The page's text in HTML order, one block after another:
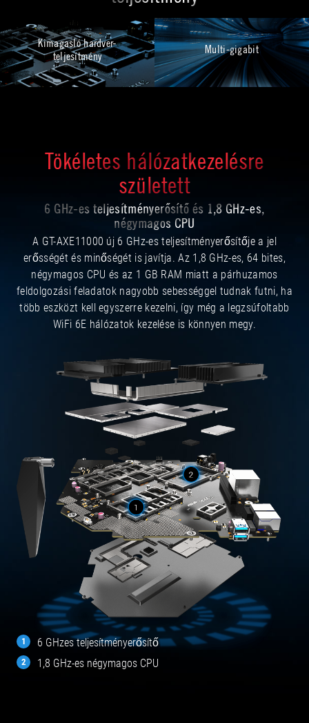
Kimagasló hardver-
teljesítmény
Multi-gigabit
Tökéletes hálózatkezelésre
született
6 GHz-es teljesítményerősítő és 1,8 GHz-es,
négymagos CPU
A GT-AXE11000 új 6 GHz-es teljesítményerősítője a jel
erősségét és minőségét is javítja. Az 1,8 GHz-es, 64 bites,
négymagos CPU és az 1 GB RAM miatt a párhuzamos
feldolgozási feladatok nagyobb sebességgel tudnak futni, ha
több eszközt kell egyszerre kezelni, így még a legzsúfoltabb
WiFi 6E hálózatok kezelése is könnyen megy.
6 GHzes teljesítményerősítő
1,8 GHz-es négymagos CPU